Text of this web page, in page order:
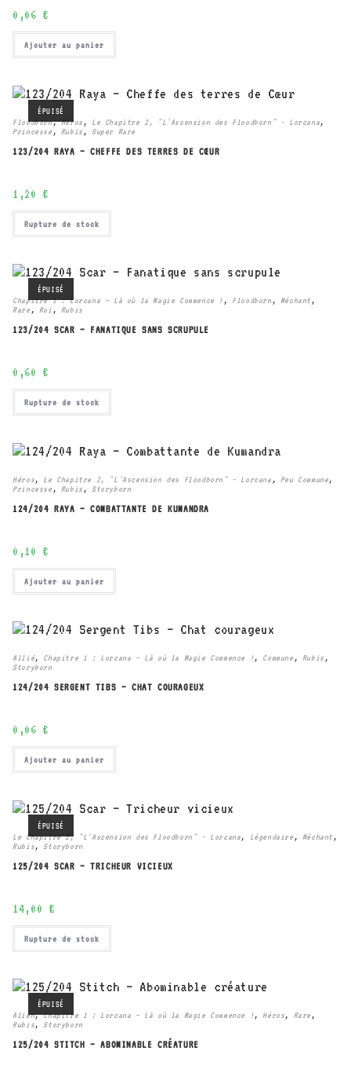
0,06 €
Ajouter au panier
ÉPUISÉ
Floodborn,Héros , Le Chapitre 2, "L'Ascension des Floodborn" - Lorcana,
Princesse , Rubis , Super Rare
123/204 RAYA – CHEFFE DES TERRES DE CŒUR
1,20 €
Rupture de stock
ÉPUISÉ
Chapitre 1 : Lorcana – Là où la Magie Commence ! , Floodborn , Méchant ,
Rare , Roi , Rubis
123/204 SCAR – FANATIQUE SANS SCRUPULE
0,60 €
Rupture de stock
Héros, Le Chapitre 2, "L'Ascension des Floodborn" - Lorcana , Peu Commune,
Princesse , Rubis , Storyborn
124/204 RAYA – COMBATTANTE DE KUMANDRA
0,10 €
Ajouter au panier
Allié, Chapitre 1 : Lorcana – Là où la Magie Commence !, Commune , Rubis ,
Storyborn
124/204 SERGENT TIBS – CHAT COURAGEUX
0,06 €
Ajouter au panier
ÉPUISÉ
Le Chapitre 2, "L'Ascension des Floodborn" - Lorcana, Légendaire , Méchant ,
Rubis, Storyborn
125/204 SCAR – TRICHEUR VICIEUX
14,00 €
Rupture de stock
ÉPUISÉ
Alien,Chapitre 1 : Lorcana – Là où la Magie Commence !, Héros, Rare ,
Rubis, Storyborn
125/204 STITCH – ABOMINABLE CRÉATURE